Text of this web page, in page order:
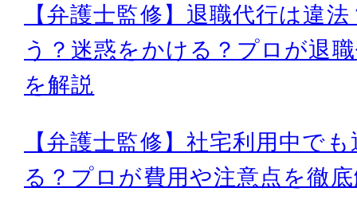
【弁護士監修】退職代行は違
う？迷惑をかける？プロが退
を解説
【弁護士監修】社宅利用中で
る？プロが費用や注意点を徹